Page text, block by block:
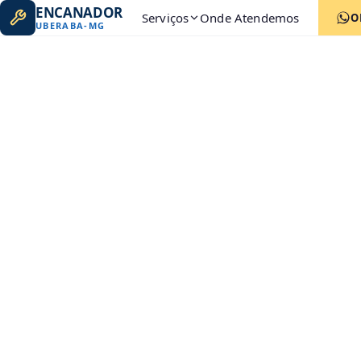
ENCANADOR
UBERABA- MG Serviços Onde Atendemos